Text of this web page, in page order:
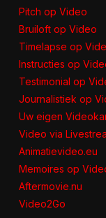
Pitch op Video
Bruiloft op Video
Timelapse op
Instructies op
Testimonial op
Journalistiek op
Uw eigen
Video via
Animatievideo.eu
Memoires op
Aftermovie.nu
Video2Go